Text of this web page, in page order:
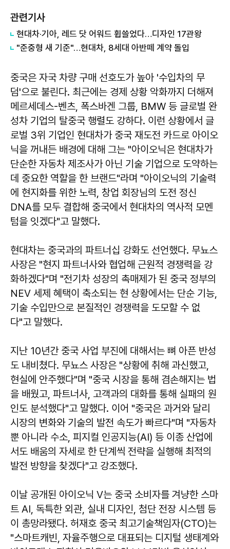
관련기사
현대차·기아, 레드 닷 어워드 휩쓸었다…디자인 17관왕
"준중형 새 기준"…현대차, 8세대 아반떼 계약 돌입
중국은 자국 차량 구매 선호도가 높아 '수입차의 무
덤'으로 불린다. 최근에는 경제 상황 악화까지 더해져
메르세데스-벤츠, 폭스바겐 그룹, BMW 등 글로벌 완
성차 기업의 탈중국 행렬도 강하다. 이런 상황에서 글
로벌 3위 기업인 현대차가 중국 재도전 카드로 아이오
닉을 꺼내든 배경에 대해 그는 "아이오닉은 현대차가
단순한 자동차 제조사가 아닌 기술 기업으로 도약하는
데 중요한 역할을 한 브랜드"라며 "아이오닉의 기술력
에 현지화를 위한 노력, 창업 회장님의 도전 정신
DNA를 모두 결합해 중국에서 현대차의 역사적 모멘
텀을 잇겠다"고 말했다.
현대차는 중국과의 파트너십 강화도 선언했다. 무뇨스
사장은 "현지 파트너사와 협업해 근원적 경쟁력을 강
화하겠다"며 "전기차 성장의 촉매제가 된 중국 정부의
NEV 세제 혜택이 축소되는 현 상황에서는 단순 기능,
기술 수입만으로 본질적인 경쟁력을 도모할 수 없
다"고 말했다.
지난 10년간 중국 사업 부진에 대해서는 뼈 아픈 반성
도 내비쳤다. 무뇨스 사장은 "상황에 취해 과신했고,
현실에 안주했다"며 "중국 시장을 통해 겸손해지는 법
을 배웠고, 파트너사, 고객과의 대화를 통해 실패의 원
인도 분석했다"고 말했다. 이어 "중국은 과거와 달리
시장의 변화와 기술의 발전 속도가 빠르다"며 "자동차
뿐 아니라 수소, 피지컬 인공지능(AI) 등 이종 산업에
서도 배움의 자세로 한 단계씩 전략을 실행해 최적의
발전 방향을 찾겠다"고 강조했다.
이날 공개된 아이오닉 V는 중국 소비자를 겨냥한 스마
트 AI, 독특한 외관, 실내 디자인, 첨단 전장 시스템 등
이 총망라됐다. 허재호 중국 최고기술책임자(CTO)는
"스마트캐빈, 자율주행으로 대표되는 디지털 생태계와